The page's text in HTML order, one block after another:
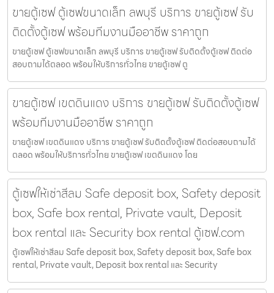
ขายตู้เซฟ ตู้เซฟขนาดเล็ก ลพบุรี บริการ ขายตู้เซฟ รับ
ติดตั้งตู้เซฟ พร้อมทีมงานมืออาชีพ ราคาถูก
ขายตู้เซฟ ตู้เซฟขนาดเล็ก ลพบุรี บริการ ขายตู้เซฟ รับติดตั้งตู้เซฟ ติดต่อ
สอบถามได้ตลอด พร้อมให้บริการทั่วไทย ขายตู้เซฟ ตู
ขายตู้เซฟ เขตดินแดง บริการ ขายตู้เซฟ รับติดตั้งตู้เซฟ
พร้อมทีมงานมืออาชีพ ราคาถูก
ขายตู้เซฟ เขตดินแดง บริการ ขายตู้เซฟ รับติดตั้งตู้เซฟ ติดต่อสอบถามได้
ตลอด พร้อมให้บริการทั่วไทย ขายตู้เซฟ เขตดินแดง โดย
ตู้เซฟให้เช่าสีลม Safe deposit box, Safety deposit
box, Safe box rental, Private vault, Deposit
box rental และ Security box rental ตู้เซฟ.com
ตู้เซฟให้เช่าสีลม Safe deposit box, Safety deposit box, Safe box
rental, Private vault, Deposit box rental และ Security